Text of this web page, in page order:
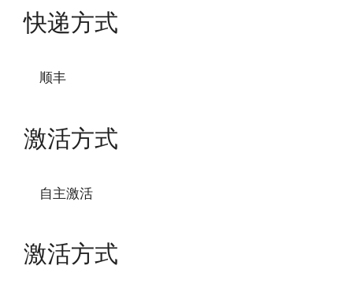
快递方式
顺丰
激活方式
自主激活
激活方式